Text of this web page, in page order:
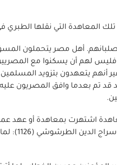
أهل مصر يتحملون
50 مليون دينار. أما النوبيون فليس لهم أن
أنهم يتعهدون بتزويد
قد تم بعدما وافق المصريون
اشتهرت بمعاهدة أو عهد
على شروط عمر فيما